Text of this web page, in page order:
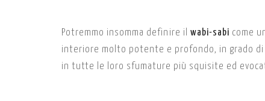
Potremmo insomma definire il wabi-sabi come
interiore molto potente e profondo, in grado
in tutte le loro sfumature più squisite ed